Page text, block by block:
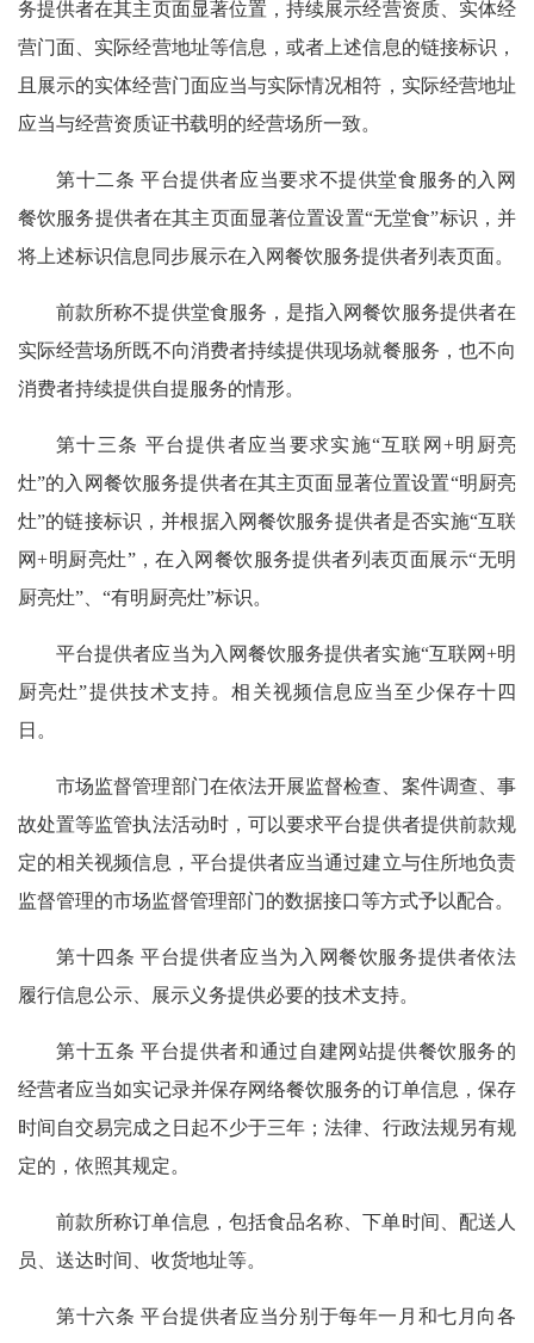
务提供者在其主页面显著位置，持续展示经营资质、实体经
营门面、实际经营地址等信息，或者上述信息的链接标识，
且展示的实体经营门面应当与实际情况相符，实际经营地址
应当与经营资质证书载明的经营场所一致。
第十二条 平台提供者应当要求不提供堂食服务的入网
餐饮服务提供者在其主页面显著位置设置“无堂食”标识，并
将上述标识信息同步展示在入网餐饮服务提供者列表页面。
前款所称不提供堂食服务，是指入网餐饮服务提供者在
实际经营场所既不向消费者持续提供现场就餐服务，也不向
消费者持续提供自提服务的情形。
第十三条 平台提供者应当要求实施“互联网+明厨亮
灶”的入网餐饮服务提供者在其主页面显著位置设置“明厨亮
灶”的链接标识，并根据入网餐饮服务提供者是否实施“互联
网+明厨亮灶”，在入网餐饮服务提供者列表页面展示“无明
厨亮灶”、“有明厨亮灶”标识。
平台提供者应当为入网餐饮服务提供者实施“互联网+明
厨亮灶”提供技术支持。相关视频信息应当至少保存十四
日。
市场监督管理部门在依法开展监督检查、案件调查、事
故处置等监管执法活动时，可以要求平台提供者提供前款规
定的相关视频信息，平台提供者应当通过建立与住所地负责
监督管理的市场监督管理部门的数据接口等方式予以配合。
第十四条 平台提供者应当为入网餐饮服务提供者依法
履行信息公示、展示义务提供必要的技术支持。
第十五条 平台提供者和通过自建网站提供餐饮服务的
经营者应当如实记录并保存网络餐饮服务的订单信息，保存
时间自交易完成之日起不少于三年；法律、行政法规另有规
定的，依照其规定。
前款所称订单信息，包括食品名称、下单时间、配送人
员、送达时间、收货地址等。
第十六条 平台提供者应当分别于每年一月和七月向各